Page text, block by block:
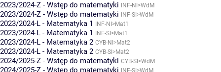
2023/2024-Z - Wstęp do matematyki INF-NI>WdM
2023/2024-Z - Wstęp do matematyki INF-SI>WdM
2023/2024-L - Matematyka 1 INF-NI>Mat1
2023/2024-L - Matematyka 1 INF-SI>Mat1
2023/2024-L - Matematyka 2 CYB-NI>Mat2
2023/2024-L - Matematyka 2 CYB-SI>Mat2
2024/2025-Z - Wstęp do matematyki CYB-SI>WdM
2024/2025-Z - Wstęp do matematyki INF-SI>WdM